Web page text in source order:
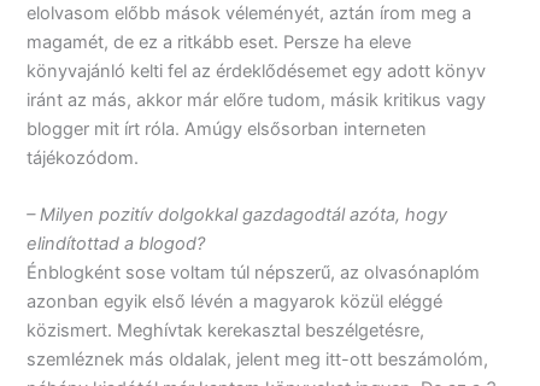
elolvasom előbb mások véleményét, aztán írom meg a
magamét, de ez a ritkább eset. Persze ha eleve
könyvajánló kelti fel az érdeklődésemet egy adott könyv
iránt az más, akkor már előre tudom, másik kritikus vagy
blogger mit írt róla. Amúgy elsősorban interneten
tájékozódom.
– Milyen pozitív dolgokkal gazdagodtál azóta, hogy
elindítottad a blogod?
Énblogként sose voltam túl népszerű, az olvasónaplóm
azonban egyik első lévén a magyarok közül eléggé
közismert. Meghívtak kerekasztal beszélgetésre,
szemléznek más oldalak, jelent meg itt-ott beszámolóm,